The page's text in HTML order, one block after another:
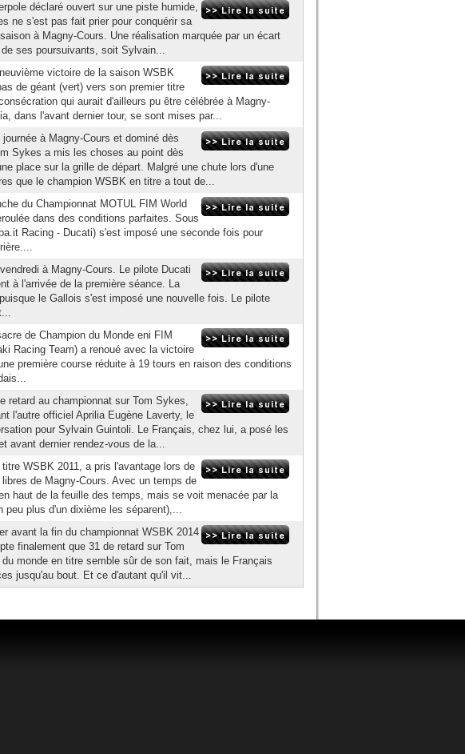
déclaré ouvert sur une piste humide,
ne s'est pas fait prier pour conquérir sa
à Magny-Cours. Une réalisation marquée par un écart
ses poursuivants, soit Sylvain...
victoire de la saison WSBK
de géant (vert) vers son premier titre
qui aurait d'ailleurs pu être célébrée à Magny-
dans l'avant dernier tour, se sont mises par...
à Magny-Cours et dominé dès
Sykes a mis les choses au point dès
place sur la grille de départ. Malgré une chute lors d'une
que le champion WSBK en titre a tout de...
du Championnat MOTUL FIM World
dans des conditions parfaites. Sous
Racing - Ducati) s'est imposé une seconde fois pour
à Magny-Cours. Le pilote Ducati
à l'arrivée de la première séance. La
le Gallois s'est imposé une nouvelle fois. Le pilote
de Champion du Monde eni FIM
Racing Team) a renoué avec la victoire
première course réduite à 19 tours en raison des conditions
retard au championnat sur Tom Sykes,
l'autre officiel Aprilia Eugène Laverty, le
pour Sylvain Guintoli. Le Français, chez lui, a posé les
avant dernier rendez-vous de la...
WSBK 2011, a pris l'avantage lors de
de Magny-Cours. Avec un temps de
haut de la feuille des temps, mais se voit menacée par la
peu plus d'un dixième les séparent),...
avant la fin du championnat WSBK 2014
finalement que 31 de retard sur Tom
monde en titre semble sûr de son fait, mais le Français
jusqu'au bout. Et ce d'autant qu'il vit...